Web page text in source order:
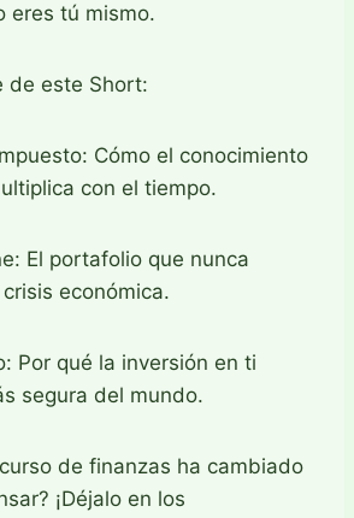
eres tú mismo.
de este Short:
Cómo el conocimiento
con el tiempo.
El portafolio que nunca
económica.
Por qué la inversión en ti
segura del mundo.
de finanzas ha cambiado
¡Déjalo en los